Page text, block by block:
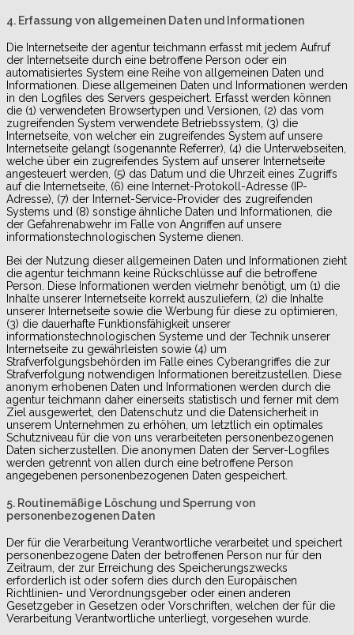
4. Erfassung von allgemeinen Daten und Informationen
Die Internetseite der agentur teichmann erfasst mit jedem Aufruf
der Internetseite durch eine betroffene Person oder ein
automatisiertes System eine Reihe von allgemeinen Daten und
Informationen. Diese allgemeinen Daten und Informationen werden
in den Logfiles des Servers gespeichert. Erfasst werden können
die (1) verwendeten Browsertypen und Versionen, (2) das vom
zugreifenden System verwendete Betriebssystem, (3) die
Internetseite, von welcher ein zugreifendes System auf unsere
Internetseite gelangt (sogenannte Referrer), (4) die Unterwebseiten,
welche über ein zugreifendes System auf unserer Internetseite
angesteuert werden, (5) das Datum und die Uhrzeit eines Zugriffs
auf die Internetseite, (6) eine Internet-Protokoll-Adresse (IP-
Adresse), (7) der Internet-Service-Provider des zugreifenden
Systems und (8) sonstige ähnliche Daten und Informationen, die
der Gefahrenabwehr im Falle von Angriffen auf unsere
informationstechnologischen Systeme dienen.
Bei der Nutzung dieser allgemeinen Daten und Informationen zieht
die agentur teichmann keine Rückschlüsse auf die betroffene
Person. Diese Informationen werden vielmehr benötigt, um (1) die
Inhalte unserer Internetseite korrekt auszuliefern, (2) die Inhalte
unserer Internetseite sowie die Werbung für diese zu optimieren,
(3) die dauerhafte Funktionsfähigkeit unserer
informationstechnologischen Systeme und der Technik unserer
Internetseite zu gewährleisten sowie (4) um
Strafverfolgungsbehörden im Falle eines Cyberangriffes die zur
Strafverfolgung notwendigen Informationen bereitzustellen. Diese
anonym erhobenen Daten und Informationen werden durch die
agentur teichmann daher einerseits statistisch und ferner mit dem
Ziel ausgewertet, den Datenschutz und die Datensicherheit in
unserem Unternehmen zu erhöhen, um letztlich ein optimales
Schutzniveau für die von uns verarbeiteten personenbezogenen
Daten sicherzustellen. Die anonymen Daten der Server-Logfiles
werden getrennt von allen durch eine betroffene Person
angegebenen personenbezogenen Daten gespeichert.
5. Routinemäßige Löschung und Sperrung von
personenbezogenen Daten
Der für die Verarbeitung Verantwortliche verarbeitet und speichert
personenbezogene Daten der betroffenen Person nur für den
Zeitraum, der zur Erreichung des Speicherungszwecks
erforderlich ist oder sofern dies durch den Europäischen
Richtlinien- und Verordnungsgeber oder einen anderen
Gesetzgeber in Gesetzen oder Vorschriften, welchen der für die
Verarbeitung Verantwortliche unterliegt, vorgesehen wurde.